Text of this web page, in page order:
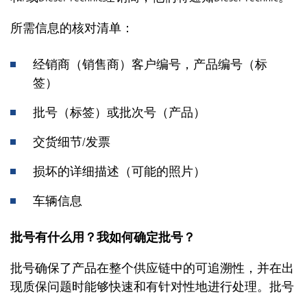
所需信息的核对清单：
经销商（销售商）客户编号，产品编号（标
签）
批号（标签）或批次号（产品）
交货细节/发票
损坏的详细描述（可能的照片）
车辆信息
批号有什么用？我如何确定批号？
批号确保了产品在整个供应链中的可追溯性，并在出
现质保问题时能够快速和有针对性地进行处理。批号